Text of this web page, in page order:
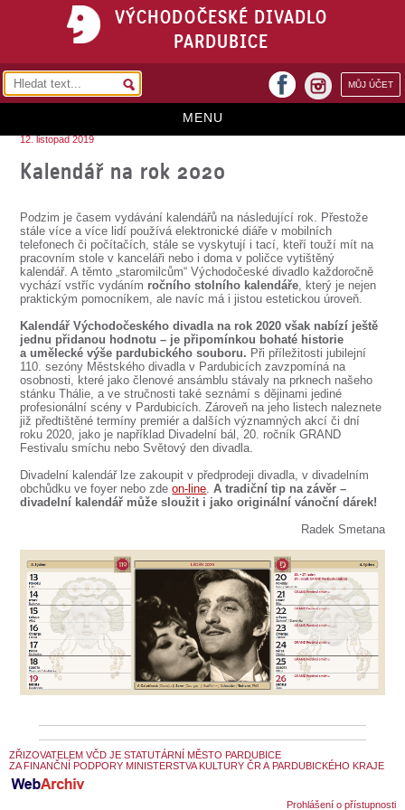
VÝCHODOČESKÉ DIVADLO
PARDUBICE
MŮJ ÚČET
facebook
MENU
REPERTOÁR
VSTUPENKY
PŘEDPLATNÉ
KONTAKTY
O DIVADLE
SOUBOR
DÁLE NABÍZÍME
12. listopad 2019
Kalendář na rok 2020
Podzim je časem vydávání kalendářů na následující rok. Přestože
stále více a více lidí používá elektronické diáře v mobilních
telefonech či počítačích, stále se vyskytují i tací, kteří touží mít na
pracovním stole v kanceláři nebo i doma v poličce vytištěný
kalendář. A těmto „staromilcům“ Východočeské divadlo každoročně
vychází vstříc vydáním ročního stolního kalendáře, který je nejen
praktickým pomocníkem, ale navíc má i jistou estetickou úroveň.
Kalendář Východočeského divadla na rok 2020 však nabízí ještě
jednu přidanou hodnotu – je připomínkou bohaté historie
a umělecké výše pardubického souboru. Při příležitosti jubilejní
110. sezóny Městského divadla v Pardubicích zavzpomíná na
osobnosti, které jako členové ansámblu stávaly na prknech našeho
stánku Thálie, a ve stručnosti také seznámí s dějinami jediné
profesionální scény v Pardubicích. Zároveň na jeho listech naleznete
již předtištěné termíny premiér a dalších významných akcí či dní
roku 2020, jako je například Divadelní bál, 20. ročník GRAND
Festivalu smíchu nebo Světový den divadla.
Divadelní kalendář lze zakoupit v předprodeji divadla, v divadelním
obchůdku ve foyer nebo zdeon-line.A tradiční tip na závěr –
divadelní kalendář může sloužit i jako originální vánoční dárek!
Radek Smetana
ZŘIZOVATELEM VČD JE STATUTÁRNÍ MĚSTO PARDUBICE
ZA FINANČNÍ PODPORY MINISTERSTVA KULTURY ČR A PARDUBICKÉHO KRAJE
Prohlášení o přístupnosti